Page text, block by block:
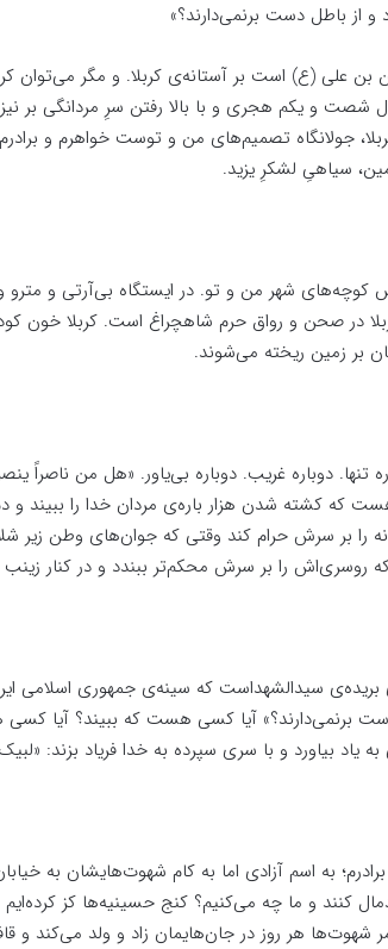
از باطل دست برنمی‌دارند؟»
علی (ع) است بر آستانه‌ی کربلا. و مگر می‌توان
شصت و یکم هجری و با بالا رفتن سرِ مردانگی بر
جولانگاه تصمیم‌های من و توست خواهرم و
سیاهیِ لشکرِ یزید.
کوچه‌های شهر من و تو. در ایستگاه بی‌آرتی و مترو
در صحن و رواق حرم شاهچراغ است. کربلا خون
بر زمین ریخته می‌شوند.
دوباره غریب. دوباره بی‌یاور. «هل من ناصراً
کشته شدن هزار باره‌ی مردان خدا را ببیند و دم
بر سرش حرام کند وقتی که جوان‌های وطن زیر
را بر سرش محکم‌تر ببندد و در کنار
سیدالشهداست که سینه‌ی جمهوری اسلامی
برنمی‌دارند؟» آیا کسی هست که ببیند؟ آیا
یاد بیاورد و با سری سپرده به خدا فریاد بزند:
به اسم آزادی اما به کام شهوت‌هایشان به
کنند و ما چه می‌کنیم؟ کنج حسینیه‌ها کز
شهوت‌ها هر روز در جان‌هایمان زاد و ولد می‌کند و